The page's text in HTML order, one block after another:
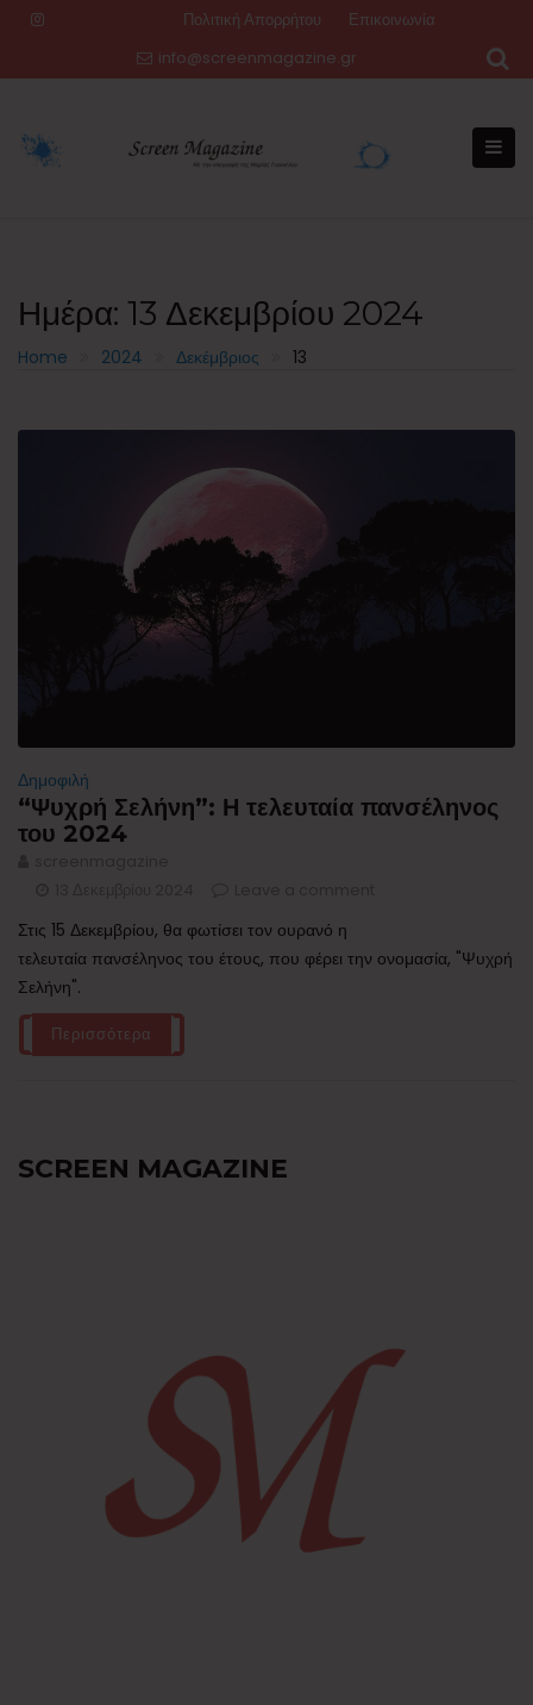
Πολιτική Απορρήτου
Επικοινωνία
info@screenmagazine.gr
Ημέρα: 13 Δεκεμβρίου 2024
Home 2024 Δεκέμβριος 13
Δημοφιλή
“Ψυχρή Σελήνη”: Η τελευταία πανσέληνος
του 2024
Στις 15 Δεκεμβρίου, θα φωτίσει τον ουρανό η
τελευταία πανσέληνος του έτους, που φέρει την ονομασία, "Ψυχρή
Σελήνη".
Περισσότερα
SCREEN MAGAZINE